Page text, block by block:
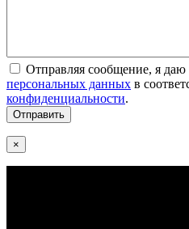
Отправляя сообщение, я даю
персональных данных в
конфиденциальности.
×